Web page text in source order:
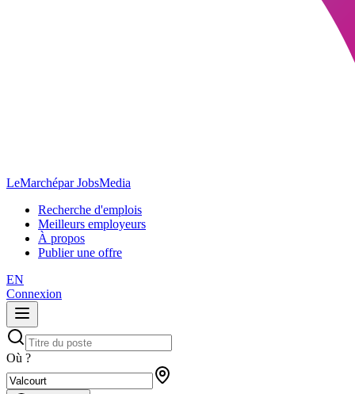
LeMarchépar JobsMedia
Recherche d'emplois
Meilleurs employeurs
À propos
Publier une offre
EN
Connexion
Où ?